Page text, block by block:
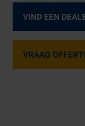
VIND EEN
VRAAG